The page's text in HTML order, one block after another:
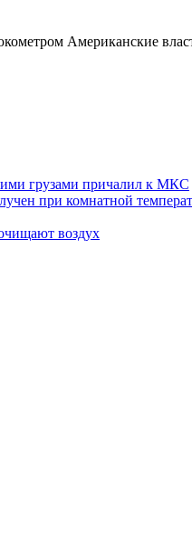
Американские
грузами причалил к МКС
при комнатной
воздух